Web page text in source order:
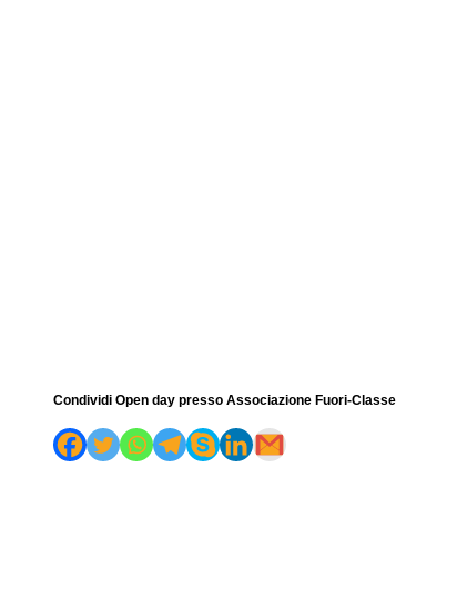
Condividi Open day presso Associazione Fuori-Classe